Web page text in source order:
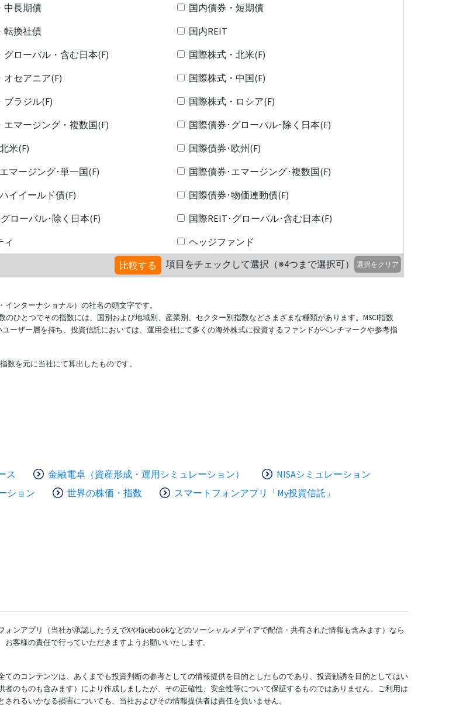
中長期債
国内債券・短期債
転換社債
国内REIT
グローバル・含む日本(F)
国際株式・北米(F)
オセアニア(F)
国際株式・中国(F)
ブラジル(F)
国際株式・ロシア(F)
エマージング・複数国(F)
国際債券･グローバル･除く日本(F)
米(F)
国際債券･欧州(F)
マージング･単一国(F)
国際債券･エマージング･複数国(F)
イイールド債(F)
国際債券･物価連動債(F)
ローバル･除く日本(F)
国際REIT･グローバル･含む日本(F)
ィ
ヘッジファンド
比較する
項目をチェックして選択（※4つまで選択可） 選択をクリア
ンターナショナル）の社名の頭文字です。
のひとつでその指数には、国別および地域別、産業別、セクター別指数などさまざまな種類があります。MSCI指数
ーザー層を持ち、投資信託においては、運用会社にて多くの海外株式に投資するファンドがベンチマークや参考指
数を元に当社にて算出したものです。
ス 金融電卓（資産形成・運用シミュレーション）
NISAシミュレーション
ション 世界の株価・指数 スマートフォンアプリ「My投資信託」
ンアプリ（当社が承認したうえでXやfacebookなどのソーシャルメディアで配信・共有された情報も含みます）なら
客様の責任で行っていただきますようお願いいたします。
のコンテンツは、あくまでも投資判断の参考としての情報提供を目的としたものであり、投資勧誘を目的としてはい
のものも含みます）により作成しましたが、その正確性、安全性等について保証するものではありません。ご利用は
れるいかなる損害についても、当社およびその情報提供者は責任を負いません。